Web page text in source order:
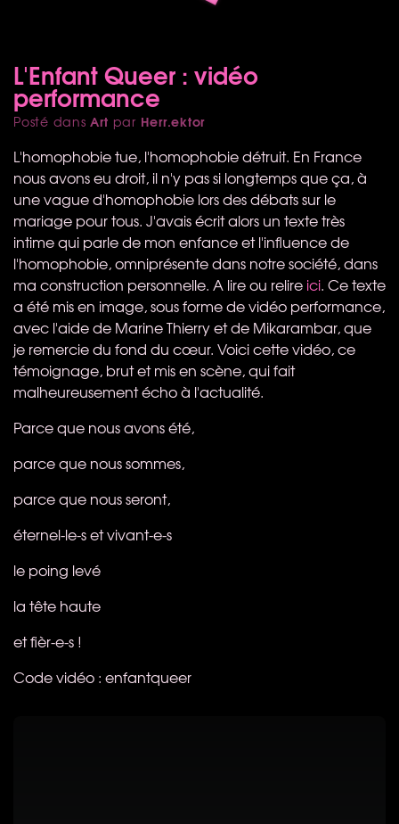
L'Enfant Queer : vidéo
performance
Posté dansArt par Herr.ektor
L'homophobie tue, l'homophobie détruit. En France
nous avons eu droit, il n'y pas si longtemps que ça, à
une vague d'homophobie lors des débats sur le
mariage pour tous. J'avais écrit alors un texte très
intime qui parle de mon enfance et l'influence de
l'homophobie, omniprésente dans notre société, dans
ma construction personnelle. A lire ou relire ici. Ce texte
a été mis en image, sous forme de vidéo performance,
avec l'aide de Marine Thierry et de Mikarambar, que
je remercie du fond du cœur. Voici cette vidéo, ce
témoignage, brut et mis en scène, qui fait
malheureusement écho à l'actualité.
Parce que nous avons été,
parce que nous sommes,
parce que nous seront,
éternel-le-s et vivant-e-s
le poing levé
la tête haute
et fièr-e-s !
Code vidéo : enfantqueer